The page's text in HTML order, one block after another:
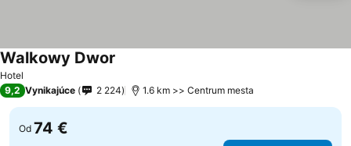
Hotel
Walkowy Dwor
9,2 Vynikajúce 2 224 1.6 km >> Centrum mesta
Od 74 €